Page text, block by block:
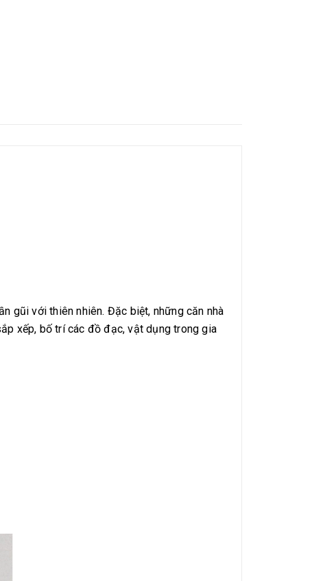
gũi với thiên nhiên. Đặc biệt, những căn nhà
xếp, bố trí các đồ đạc, vật dụng trong gia